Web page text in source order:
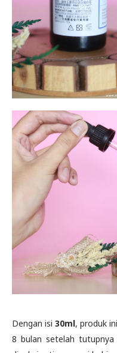
Dengan isi 30ml, produk
8 bulan setelah